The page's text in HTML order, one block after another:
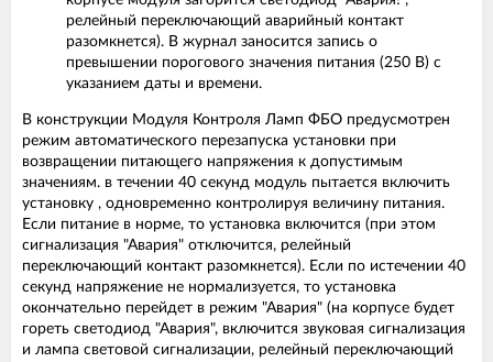
релейный переключающий аварийный контакт
разомкнется). В журнал заносится запись о
превышении порогового значения питания (250 В) с
указанием даты и времени.
В конструкции Модуля Контроля Ламп ФБО предусмотрен
режим автоматического перезапуска установки при
возвращении питающего напряжения к допустимым
значениям. в течении 40 секунд модуль пытается включить
установку , одновременно контролируя величину питания.
Если питание в норме, то установка включится (при этом
сигнализация "Авария" отключится, релейный
переключающий контакт разомкнется). Если по истечении 40
секунд напряжение не нормализуется, то установка
окончательно перейдет в режим "Авария" (на корпусе будет
гореть светодиод "Авария", включится звуковая сигнализация
и лампа световой сигнализации, релейный переключающий